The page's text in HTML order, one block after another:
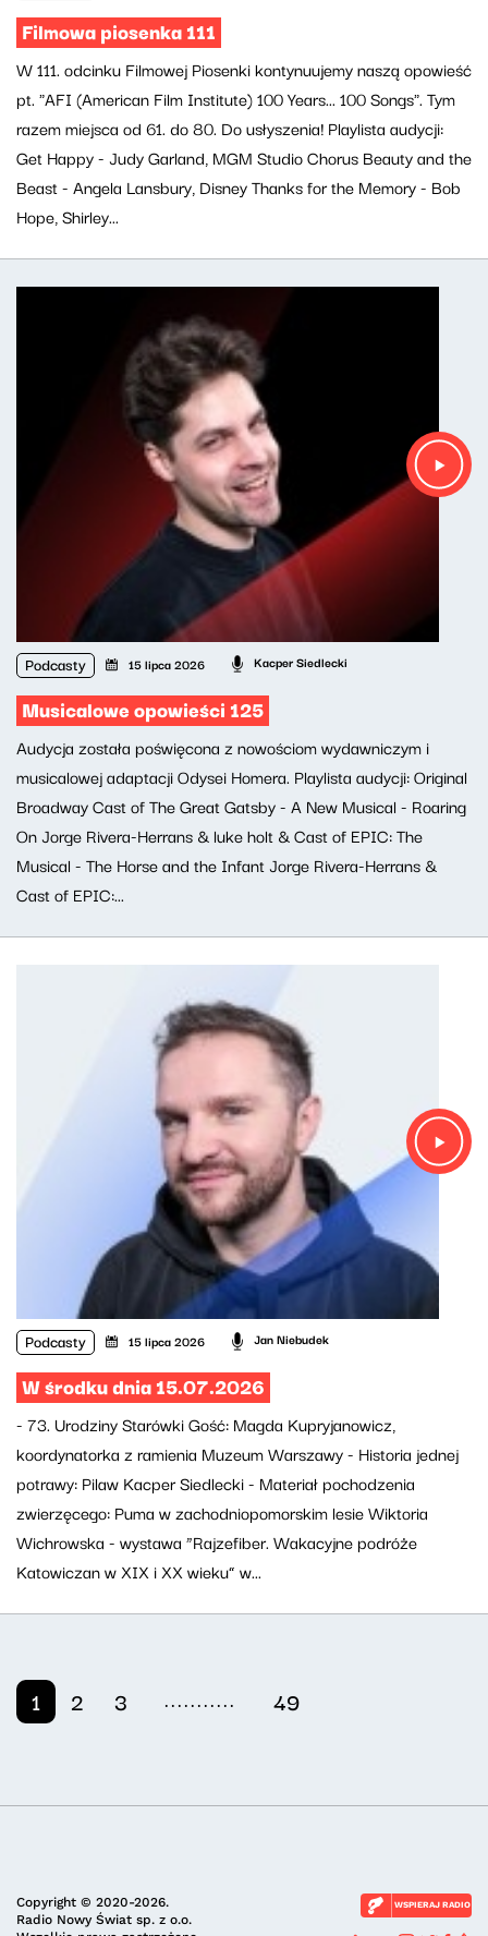
Filmowa piosenka 111
W 111. odcinku Filmowej Piosenki kontynuujemy naszą opowieść
pt. "AFI (American Film Institute) 100 Years... 100 Songs". Tym
razem miejsca od 61. do 80. Do usłyszenia! Playlista audycji:
Get Happy - Judy Garland, MGM Studio Chorus Beauty and the
Beast - Angela Lansbury, Disney Thanks for the Memory - Bob
Hope, Shirley...
Podcasty 15 lipca 2026 Kacper Siedlecki
Musicalowe opowieści 125
Audycja została poświęcona z nowościom wydawniczym i
musicalowej adaptacji Odysei Homera. Playlista audycji: Original
Broadway Cast of The Great Gatsby - A New Musical - Roaring
On Jorge Rivera-Herrans & luke holt & Cast of EPIC: The
Musical - The Horse and the Infant Jorge Rivera-Herrans &
Cast of EPIC:...
Podcasty 15 lipca 2026 Jan Niebudek
W środku dnia 15.07.2026
- 73. Urodziny Starówki Gość: Magda Kupryjanowicz,
koordynatorka z ramienia Muzeum Warszawy - Historia jednej
potrawy: Pilaw Kacper Siedlecki - Materiał pochodzenia
zwierzęcego: Puma w zachodniopomorskim lesie Wiktoria
Wichrowska - wystawa “Rajzefiber. Wakacyjne podróże
Katowiczan w XIX i XX wieku” w...
1 2 3 ........... 49
Copyright © 2020-2026.
Radio Nowy Świat sp. z o.o.
WSPIERAJ RADIO